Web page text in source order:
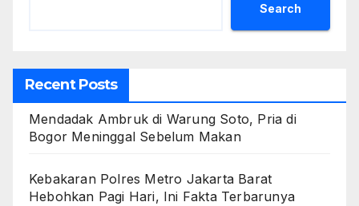
Search
Recent Posts
Mendadak Ambruk di Warung Soto, Pria di
Bogor Meninggal Sebelum Makan
Kebakaran Polres Metro Jakarta Barat
Hebohkan Pagi Hari, Ini Fakta Terbarunya